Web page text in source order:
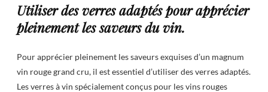
Utiliser des verres adaptés pour apprécier
pleinement les saveurs du vin.
Pour apprécier pleinement les saveurs exquises d’un magnum
vin rouge grand cru, il est essentiel d’utiliser des verres adaptés.
Les verres à vin spécialement conçus pour les vins rouges